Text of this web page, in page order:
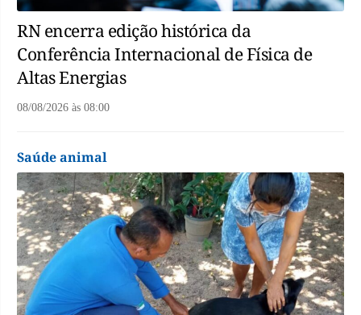
RN encerra edição histórica da
Conferência Internacional de Física de
Altas Energias
08/08/2026 às 08:00
Saúde animal